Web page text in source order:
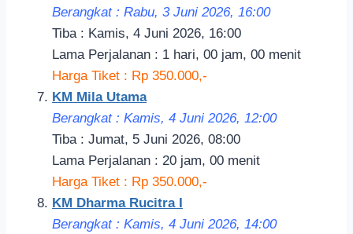
Berangkat : Rabu, 3 Juni 2026, 16:00
Tiba : Kamis, 4 Juni 2026, 16:00
Lama Perjalanan : 1 hari, 00 jam, 00 menit
Harga Tiket : Rp 350.000,-
KM Mila Utama
Berangkat : Kamis, 4 Juni 2026, 12:00
Tiba : Jumat, 5 Juni 2026, 08:00
Lama Perjalanan : 20 jam, 00 menit
Harga Tiket : Rp 350.000,-
KM Dharma Rucitra I
Berangkat : Kamis, 4 Juni 2026, 14:00